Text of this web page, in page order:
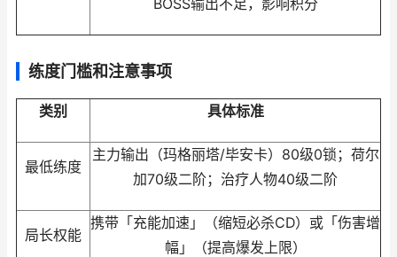
BOSS输出不足，影响积分
练度门槛和注意事项
类别 具体标准
最低练度
主力输出（玛格丽塔/毕安卡）80级0锁；荷尔
加70级二阶；治疗人物40级二阶
局长权能
携带「充能加速」（缩短必杀CD）或「伤害增
幅」（提高爆发上限）